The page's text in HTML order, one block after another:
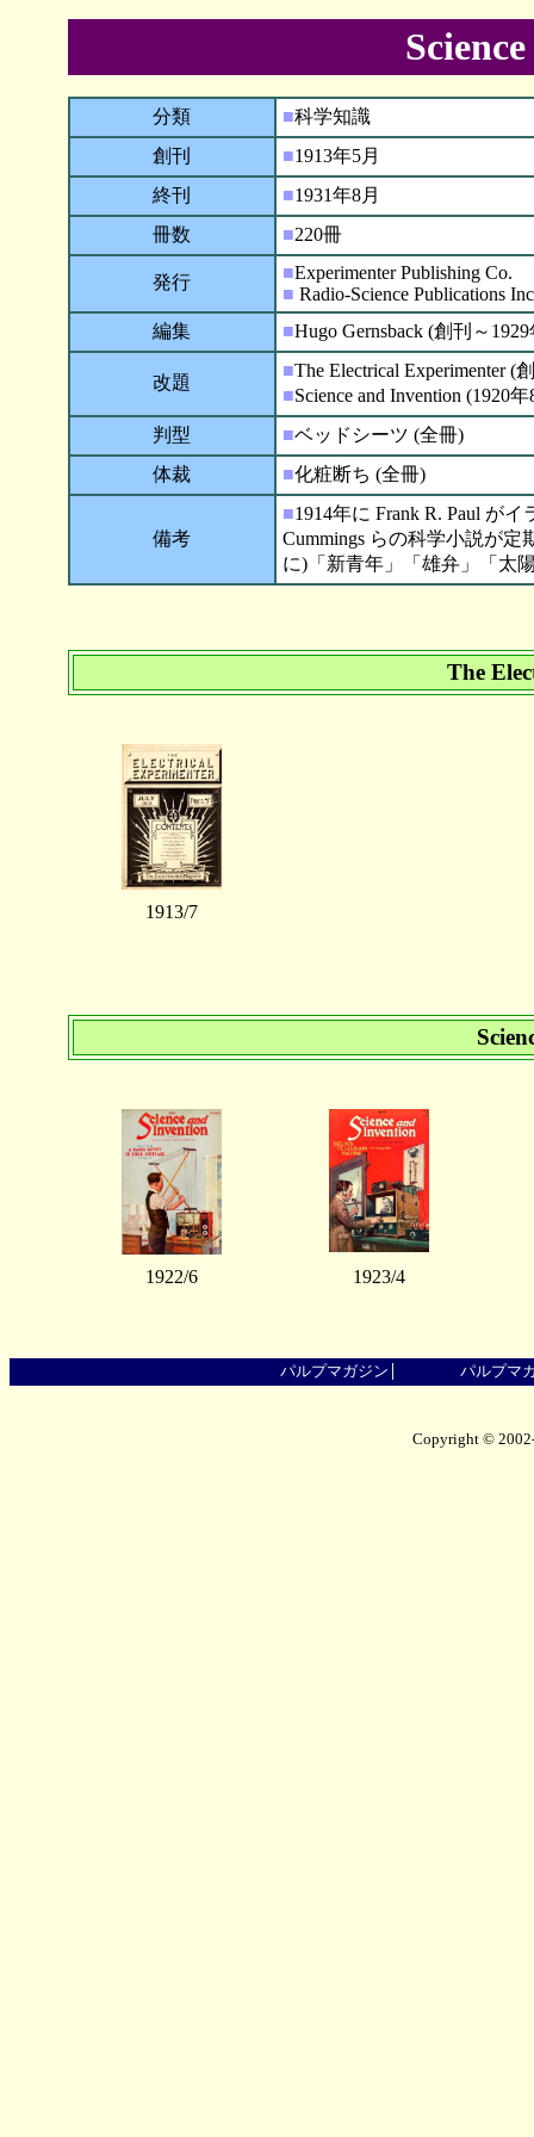
分類 ■科学知識
創刊
■1913年5月
終刊
■1931年8月
冊数
■220冊
発行 ■Experimenter Publishing Co.
■ Radio-Science Publications
編集
■Hugo Gernsback (創刊～
改題
■The Electrical Experimenter (
■Science and Invention (1920
判型
■ベッドシーツ (全冊)
体裁
■化粧断ち (全冊)
備考
■1914年に Frank R. Paul が
Cummings らの科学小説が
に)「新青年」「雄弁」「太
The
1913/7
1922/6 1923/4
パルプマガジン パルプマ
Copyright ©